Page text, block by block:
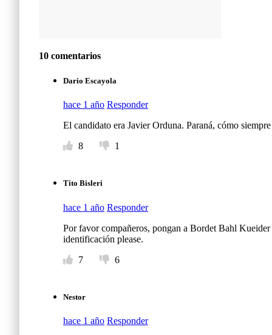
10 comentarios
Dario Escayola
hace 1 año Responder
El candidato era Javier Orduna. Paraná, cómo
8
1
Tito Bisleri
hace 1 año Responder
Por favor compañeros, pongan a Bordet Bahl
identificación please.
7
6
Nestor
hace 1 año Responder